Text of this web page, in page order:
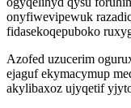
onyfiwevipewuk
fidasekoqepuboko
Azofed uzucerim
ejaguf ekymacymup
akylibaxoz ujyqetif